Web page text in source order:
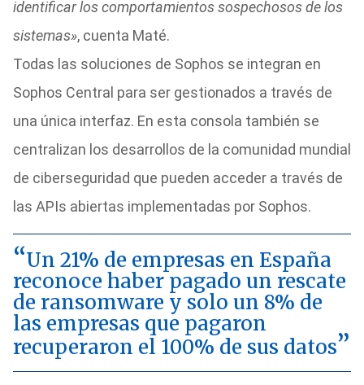
identificar los comportamientos sospechosos de los
sistemas», cuenta Maté.
Todas las soluciones de Sophos se integran en
Sophos Central para ser gestionados a través de
una única interfaz. En esta consola también se
centralizan los desarrollos de la comunidad mundial
de ciberseguridad que pueden acceder a través de
las APIs abiertas implementadas por Sophos.
Un 21% de empresas en España
reconoce haber pagado un rescate
de ransomware y solo un 8% de
las empresas que pagaron
recuperaron el 100% de sus datos